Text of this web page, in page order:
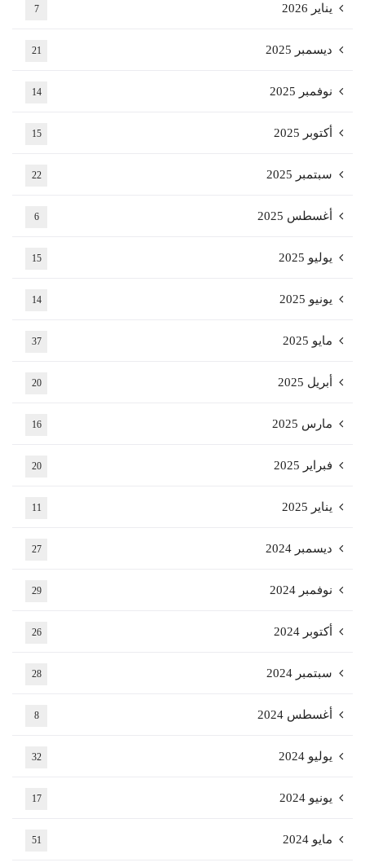
يناير 2026 7
ديسمبر 2025 21
نوفمبر 2025 14
أكتوبر 2025 15
سبتمبر 2025 22
أغسطس 2025 6
يوليو 2025 15
يونيو 2025 14
مايو 2025 37
أبريل 2025 20
مارس 2025 16
فبراير 2025 20
يناير 2025 11
ديسمبر 2024 27
نوفمبر 2024 29
أكتوبر 2024 26
سبتمبر 2024 28
أغسطس 2024 8
يوليو 2024 32
يونيو 2024 17
مايو 2024 51